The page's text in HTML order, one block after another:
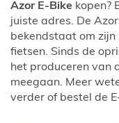
Azor E-Bike kopen?
juiste adres. De
bekendstaat om
fietsen. Sinds de
het produceren van
meegaan. Meer
verder of bestel de